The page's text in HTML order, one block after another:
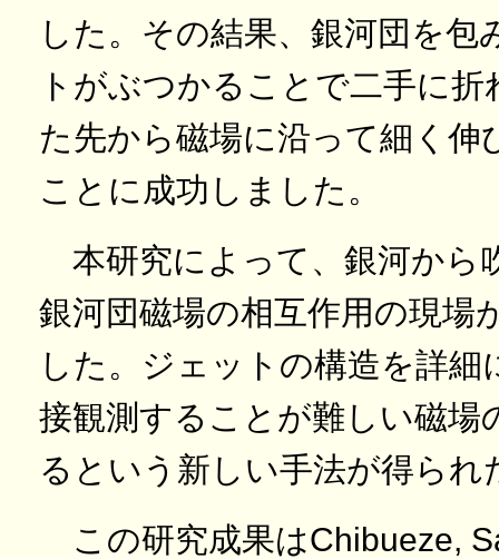
した。その結果、銀河団を包
トがぶつかることで二手に
た先から磁場に沿って細く伸
ことに成功しました。
本研究によって、銀河から
銀河団磁場の相互作用の現場
した。ジェットの構造を詳
接観測することが難しい磁場
るという新しい手法が得ら
この研究成果はChibueze,